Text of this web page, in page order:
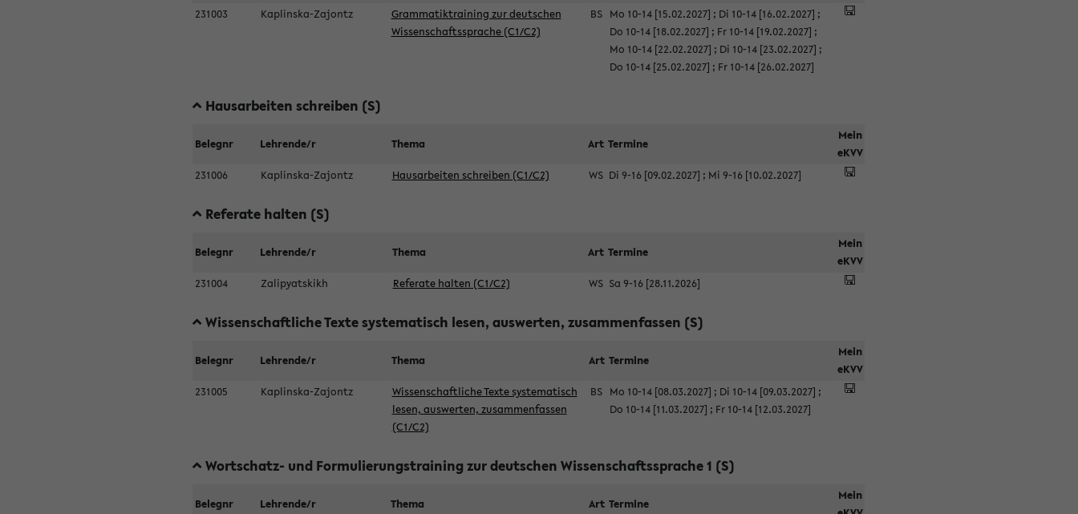
231003
Kaplinska-Zajontz
Grammatiktraining zur deutschen
Wissenschaftssprache (C1/C2)
BS Mo 10-14 [15.02.2027] ; Di 10-14 [16.02.2027] ;
Do 10-14 [18.02.2027] ; Fr 10-14 [19.02.2027] ;
Mo 10-14 [22.02.2027] ; Di 10-14 [23.02.2027] ;
Do 10-14 [25.02.2027] ; Fr 10-14 [26.02.2027]
Hausarbeiten schreiben (S)
Belegnr Lehrende/r Thema Art Termine
Mein
eKVV
231006
Kaplinska-Zajontz Hausarbeiten schreiben (C1/C2) WS Di 9-16 [09.02.2027] ; Mi 9-16 [10.02.2027]
Referate halten (S)
Belegnr Lehrende/r Thema Art Termine
Mein
eKVV
231004
Zalipyatskikh Referate halten (C1/C2) WS Sa 9-16 [28.11.2026]
Wissenschaftliche Texte systematisch lesen, auswerten, zusammenfassen (S)
Belegnr Lehrende/r Thema Art Termine
Mein
eKVV
231005
Kaplinska-Zajontz
Wissenschaftliche Texte systematisch
lesen, auswerten, zusammenfassen
(C1/C2)
BS Mo 10-14 [08.03.2027] ; Di 10-14 [09.03.2027] ;
Do 10-14 [11.03.2027] ; Fr 10-14 [12.03.2027]
Wortschatz- und Formulierungstraining zur deutschen Wissenschaftssprache 1 (S)
Belegnr Lehrende/r Thema Art Termine
Mein